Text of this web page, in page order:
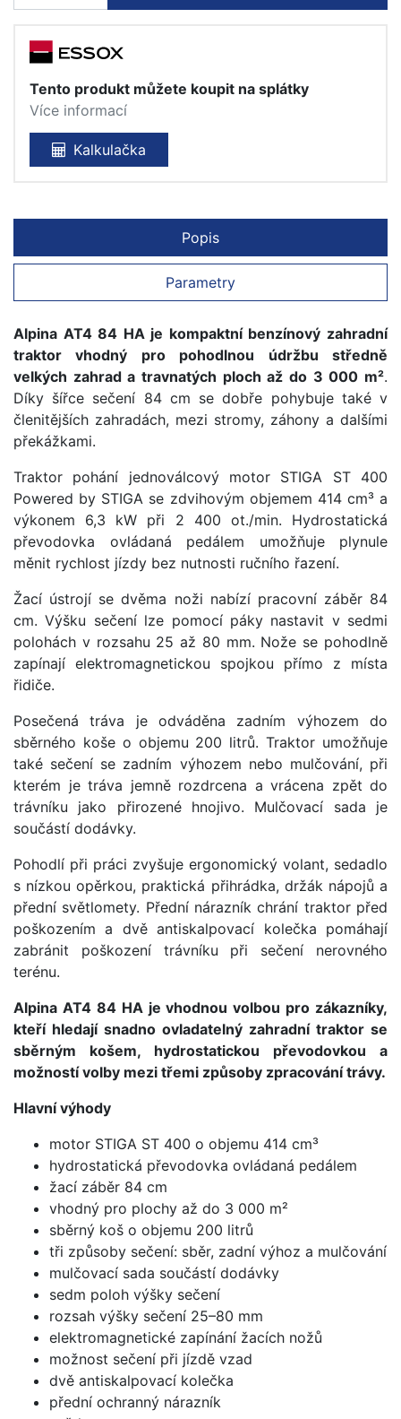
Tento produkt můžete koupit na splátky
Více informací
Kalkulačka
Popis
Parametry
Alpina AT4 84 HA je kompaktní benzínový zahradní
traktor vhodný pro pohodlnou údržbu středně
velkých zahrad a travnatých ploch až do 3 000 m².
Díky šířce sečení 84 cm se dobře pohybuje také v
členitějších zahradách, mezi stromy, záhony a dalšími
překážkami.
Traktor pohání jednoválcový motor STIGA ST 400
Powered by STIGA se zdvihovým objemem 414 cm³ a
výkonem 6,3 kW při 2 400 ot./min. Hydrostatická
převodovka ovládaná pedálem umožňuje plynule
měnit rychlost jízdy bez nutnosti ručního řazení.
Žací ústrojí se dvěma noži nabízí pracovní záběr 84
cm. Výšku sečení lze pomocí páky nastavit v sedmi
polohách v rozsahu 25 až 80 mm. Nože se pohodlně
zapínají elektromagnetickou spojkou přímo z místa
řidiče.
Posečená tráva je odváděna zadním výhozem do
sběrného koše o objemu 200 litrů. Traktor umožňuje
také sečení se zadním výhozem nebo mulčování, při
kterém je tráva jemně rozdrcena a vrácena zpět do
trávníku jako přirozené hnojivo. Mulčovací sada je
součástí dodávky.
Pohodlí při práci zvyšuje ergonomický volant, sedadlo
s nízkou opěrkou, praktická přihrádka, držák nápojů a
přední světlomety. Přední nárazník chrání traktor před
poškozením a dvě antiskalpovací kolečka pomáhají
zabránit poškození trávníku při sečení nerovného
terénu.
Alpina AT4 84 HA je vhodnou volbou pro zákazníky,
kteří hledají snadno ovladatelný zahradní traktor se
sběrným košem, hydrostatickou převodovkou a
možností volby mezi třemi způsoby zpracování trávy.
Hlavní výhody
motor STIGA ST 400 o objemu 414 cm³
hydrostatická převodovka ovládaná pedálem
žací záběr 84 cm
vhodný pro plochy až do 3 000 m²
sběrný koš o objemu 200 litrů
tři způsoby sečení: sběr, zadní výhoz a mulčování
mulčovací sada součástí dodávky
sedm poloh výšky sečení
rozsah výšky sečení 25–80 mm
elektromagnetické zapínání žacích nožů
možnost sečení při jízdě vzad
dvě antiskalpovací kolečka
přední ochranný nárazník